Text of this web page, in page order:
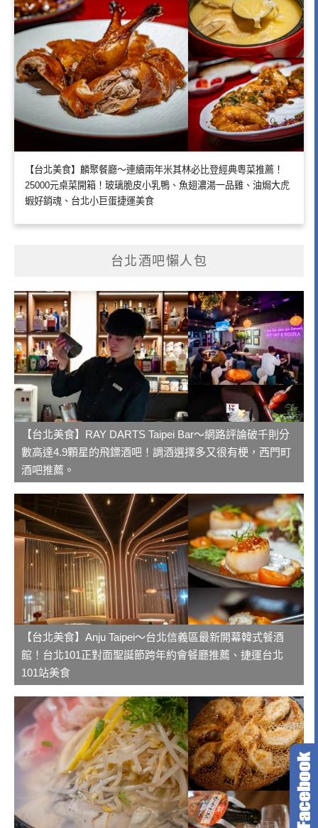
【台北美食】麟聚餐廳～連續兩年米其林必比登經典粵菜推薦！
25000元桌菜開箱！玻璃脆皮小乳鴨、魚翅濃湯一品雞、油焗大虎
蝦好銷魂、台北小巨蛋捷運美食
台北酒吧懶人包
【台北美食】RAY DARTS Taipei Bar～網路評論破千則分
數高達4.9顆星的飛鏢酒吧！調酒選擇多又很有梗，西門町
酒吧推薦。
【台北美食】Anju Taipei～台北信義區最新開幕韓式餐酒
館！台北101正對面聖誕節跨年約會餐廳推薦、捷運台北
101站美食